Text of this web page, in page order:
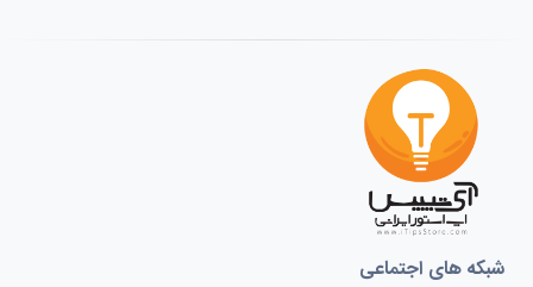
شبکه های اجتماعی